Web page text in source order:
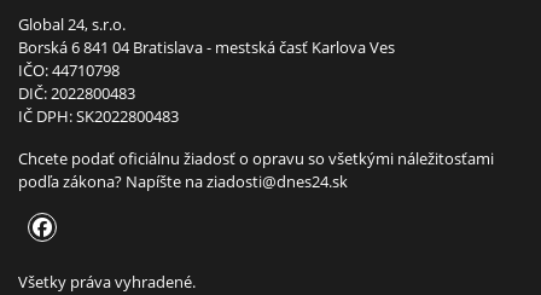
Global 24, s.r.o.
Borská 6 841 04 Bratislava - mestská časť Karlova Ves
IČO: 44710798
DIČ: 2022800483
IČ DPH: SK2022800483
Chcete podať oficiálnu žiadosť o opravu so všetkými náležitosťami
podľa zákona? Napíšte naziadosti@dnes24.sk
Všetky práva vyhradené.